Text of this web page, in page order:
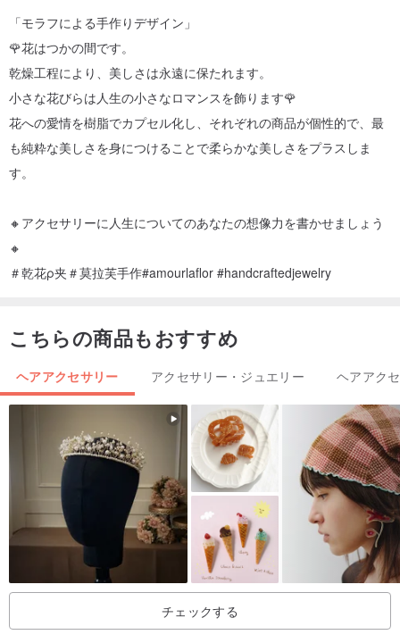
「モラフによる手作りデザイン」
🌹花はつかの間です。
乾燥工程により、美しさは永遠に保たれます。
小さな花びらは人生の小さなロマンスを飾ります🌹
花への愛情を樹脂でカプセル化し、それぞれの商品が個性的で、最
も純粋な美しさを身につけることで柔らかな美しさをプラスしま
す。
🔸アクセサリーに人生についてのあなたの想像力を書かせましょう
🔸
＃乾花ρ夹＃莫拉芙手作#amourlaflor #handcraftedjewelry
こちらの商品もおすすめ
ヘアアクセサリー アクセサリー・ジュエリー ヘアアク
チェックする